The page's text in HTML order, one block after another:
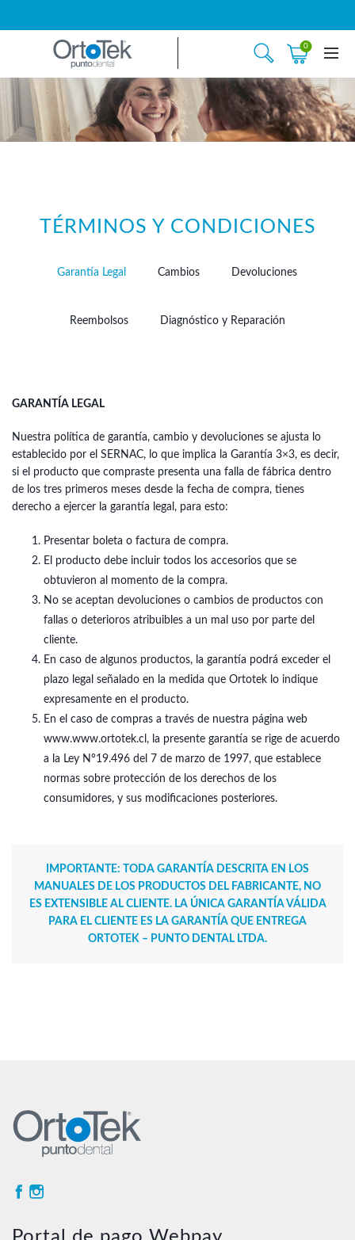
0
TÉRMINOS Y CONDICIONES
Garantía Legal Cambios Devoluciones
Reembolsos Diagnóstico y Reparación
GARANTÍA LEGAL
Nuestra política de garantía, cambio y devoluciones se ajusta lo
establecido por el SERNAC, lo que implica la Garantía 3×3, es decir,
si el producto que compraste presenta una falla de fábrica dentro
de los tres primeros meses desde la fecha de compra, tienes
derecho a ejercer la garantía legal, para esto:
Presentar boleta o factura de compra.
El producto debe incluir todos los accesorios que se
obtuvieron al momento de la compra.
No se aceptan devoluciones o cambios de productos con
fallas o deterioros atribuibles a un mal uso por parte del
cliente.
En caso de algunos productos, la garantía podrá exceder el
plazo legal señalado en la medida que Ortotek lo indique
expresamente en el producto.
En el caso de compras a través de nuestra página web
www.www.ortotek.cl, la presente garantía se rige de acuerdo
a la Ley N°19.496 del 7 de marzo de 1997, que establece
normas sobre protección de los derechos de los
consumidores, y sus modificaciones posteriores.
IMPORTANTE: TODA GARANTÍA DESCRITA EN LOS
MANUALES DE LOS PRODUCTOS DEL FABRICANTE, NO
ES EXTENSIBLE AL CLIENTE. LA ÚNICA GARANTÍA VÁLIDA
PARA EL CLIENTE ES LA GARANTÍA QUE ENTREGA
ORTOTEK – PUNTO DENTAL LTDA.